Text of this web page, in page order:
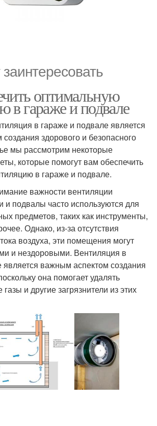
оптимальную
в гараже и подвале
в гараже и подвале является
здорового и безопасного
мы рассмотрим некоторые
которые помогут вам обеспечить
в гараже и подвале.
важности вентиляции
подвалы часто используются для
предметов, таких как инструменты,
Однако, из-за отсутствия
воздуха, эти помещения могут
и нездоровыми. Вентиляция в
является важным аспектом создания
она помогает удалять
и другие загрязнители из этих